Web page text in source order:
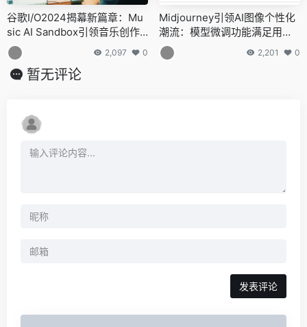
谷歌I/O2024揭幕新篇章：Mu
sic AI Sandbox引领音乐创作
新风潮
2,097 0
Midjourney引领AI图像个性化
潮流：模型微调功能满足用户
独特审美
2,201 0
暂无评论
发表评论